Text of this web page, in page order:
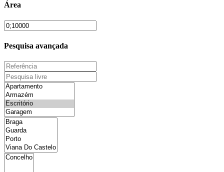
Área
Pesquisa avançada